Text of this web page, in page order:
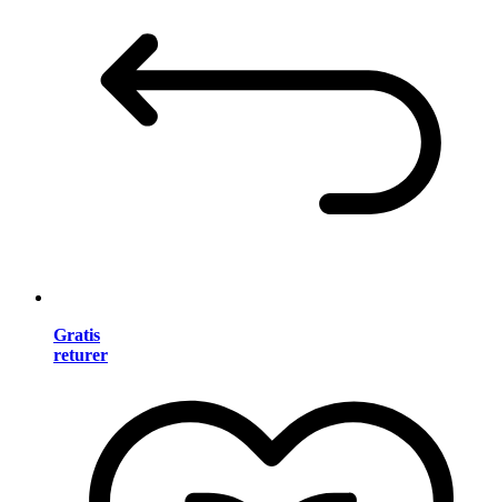
Gratis
returer